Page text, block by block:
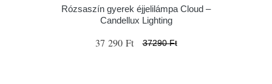
Rózsaszín gyerek éjjelilámpa Cloud –
Candellux Lighting
37 290 Ft 37290 Ft